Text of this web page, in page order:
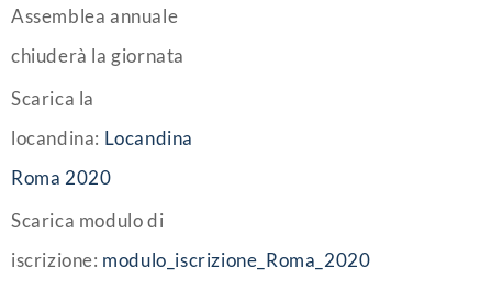
Assemblea annuale
chiuderà la giornata
Scarica la
locandina: Locandina
Roma 2020
Scarica modulo di
iscrizione: modulo_iscrizione_Roma_2020